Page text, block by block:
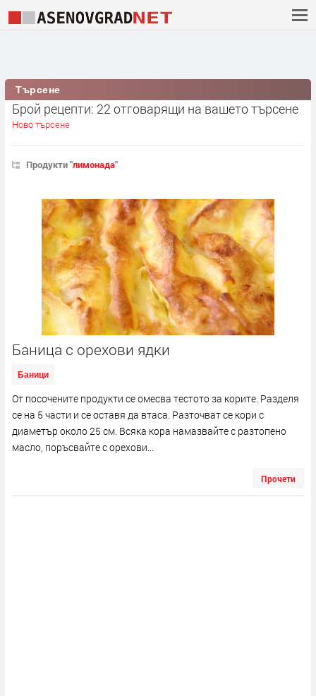
Търсене
Брой рецепти: 22 отговарящи на вашето търсене
Ново търсене
Продукти "лимонада"
Баница с орехови ядки
Баници
От посочените продукти се омесва тестото за корите. Разделя
се на 5 части и се оставя да втаса. Разточват се кори с
диаметър около 25 см. Всяка кора намазвайте с разтопено
масло, поръсвайте с орехови...
Прочети